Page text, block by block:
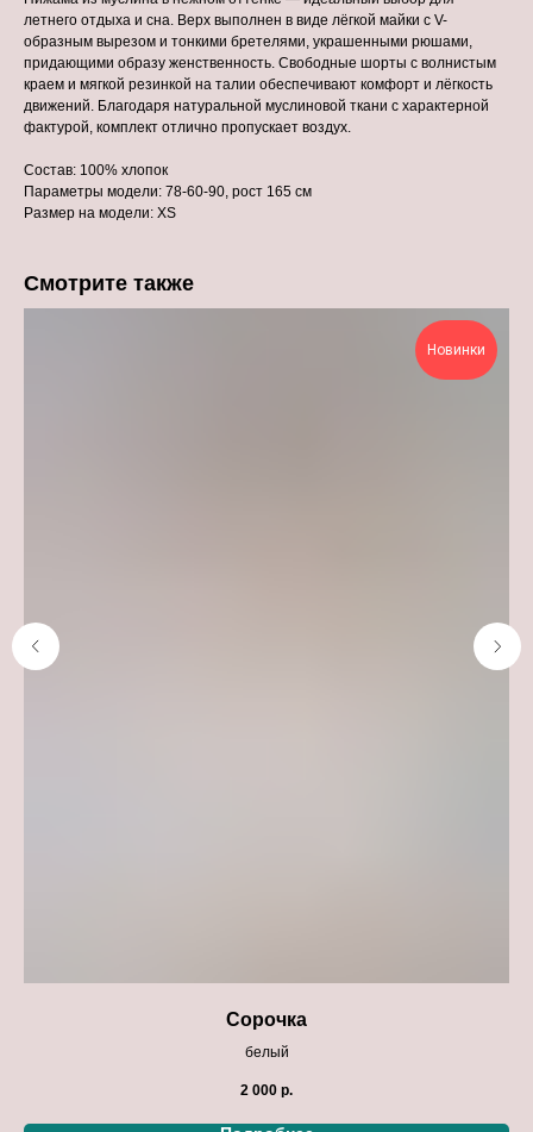
летнего отдыха и сна. Верх выполнен в виде лёгкой майки с V-
образным вырезом и тонкими бретелями, украшенными рюшами,
придающими образу женственность. Свободные шорты с волнистым
краем и мягкой резинкой на талии обеспечивают комфорт и лёгкость
движений. Благодаря натуральной муслиновой ткани с характерной
фактурой, комплект отлично пропускает воздух.
Состав: 100% хлопок
Параметры модели: 78-60-90, рост 165 см
Размер на модели: XS
Смотрите также
Новинки
Сорочка
белый
2 000 р.